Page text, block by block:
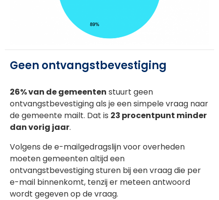
Geen ontvangstbevestiging
26% van de gemeenten stuurt geen
ontvangstbevestiging als je een simpele vraag naar
de gemeente mailt. Dat is 23 procentpunt minder
dan vorig jaar.
Volgens de e-mailgedragslijn voor overheden
moeten gemeenten altijd een
ontvangstbevestiging sturen bij een vraag die per
e-mail binnenkomt, tenzij er meteen antwoord
wordt gegeven op de vraag.